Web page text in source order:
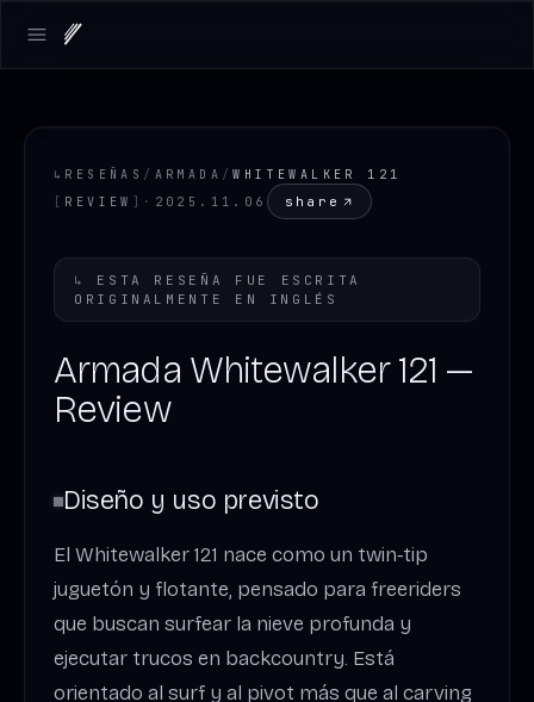
Open main menu
↳ RESEÑAS / ARMADA /WHITEWALKER 121
[ REVIEW ] · 2025.11.06 share
↳ ESTA RESEÑA FUE ESCRITA
ORIGINALMENTE EN
INGLÉS
Armada Whitewalker 121 —
Review
Diseño y uso previsto
El Whitewalker 121 nace como un twin‑tip
juguetón y flotante, pensado para freeriders
que buscan surfear la nieve profunda y
ejecutar trucos en backcountry. Está
orientado al surf y al pivot más que al carving